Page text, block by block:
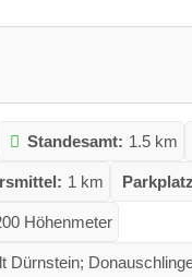
Standesamt: 1.5 km
1 km
Höhenmeter
Dürnstein;